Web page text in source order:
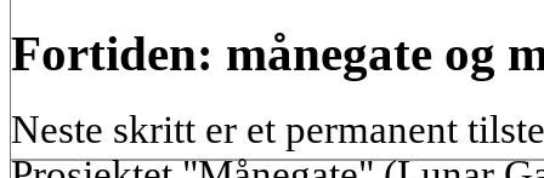
Fortiden: månegate og
Neste skritt er et permanent